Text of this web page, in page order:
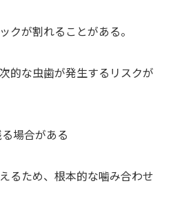
クが割れることがある。
的な虫歯が発生するリスクが
場合がある
るため、根本的な噛み合わせ